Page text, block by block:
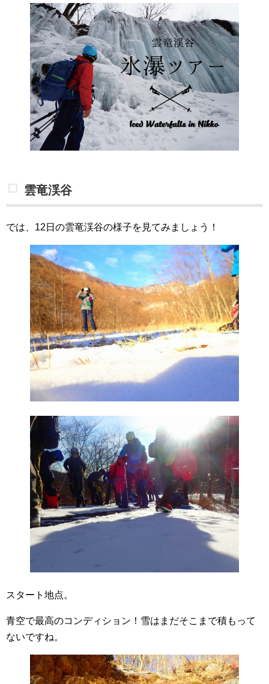
雲竜渓谷
では、12日の雲竜渓谷の様子を見てみましょう！
スタート地点。
青空で最高のコンディション！雪はまだそこまで積もって
ないですね。